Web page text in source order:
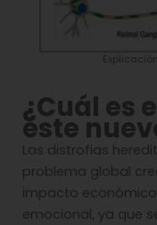
¿Cuál es
este
Las distrofias
problema global
impacto
emocional, ya que